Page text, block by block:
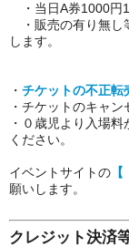
・当日A券1000円
・販売の有り無し
します。
・ チケットの不正転
・チケットのキャン
・０歳児より入場
ください。
イベントサイトの
願いします。
クレジット決済